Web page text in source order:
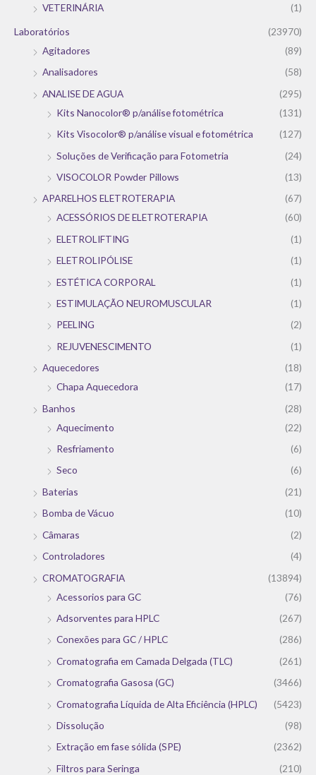
VETERINÁRIA
(1)
Laboratórios
(23970)
Agitadores
(89)
Analisadores
(58)
ANALISE DE AGUA
(295)
Kits Nanocolor® p/análise fotométrica
(131)
Kits Visocolor® p/análise visual e fotométrica
(127)
Soluções de Verificação para Fotometria
(24)
VISOCOLOR Powder Pillows
(13)
APARELHOS ELETROTERAPIA
(67)
ACESSÓRIOS DE ELETROTERAPIA
(60)
ELETROLIFTING
(1)
ELETROLIPÓLISE
(1)
ESTÉTICA CORPORAL
(1)
ESTIMULAÇÃO NEUROMUSCULAR
(1)
PEELING
(2)
REJUVENESCIMENTO
(1)
Aquecedores
(18)
Chapa Aquecedora
(17)
Banhos
(28)
Aquecimento
(22)
Resfriamento
(6)
Seco
(6)
Baterias
(21)
Bomba de Vácuo
(10)
Câmaras
(2)
Controladores
(4)
CROMATOGRAFIA
(13894)
Acessorios para GC
(76)
Adsorventes para HPLC
(267)
Conexões para GC / HPLC
(286)
Cromatografia em Camada Delgada (TLC)
(261)
Cromatografia Gasosa (GC)
(3466)
Cromatografia Líquida de Alta Eficiência (HPLC)
(5423)
Dissolução
(98)
Extração em fase sólida (SPE)
(2362)
Filtros para Seringa
(210)